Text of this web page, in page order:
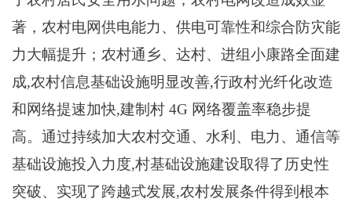
著，农村电网供电能力、供电可靠性和综合防灾能
力大幅提升；农村通乡、达村、进组小康路全面建
成,农村信息基础设施明显改善,行政村光纤化改造
和网络提速加快,建制村 4G 网络覆盖率稳步提
高。通过持续加大农村交通、水利、电力、通信等
基础设施投入力度,村基础设施建设取得了历史性
突破、实现了跨越式发展,农村发展条件得到根本